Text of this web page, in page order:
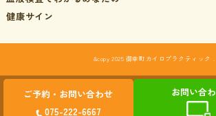
ご予約・お問い合わせ
075-222-6667
お問い合
健康サイン
&copy 2025 御幸町カイロプラクティック .